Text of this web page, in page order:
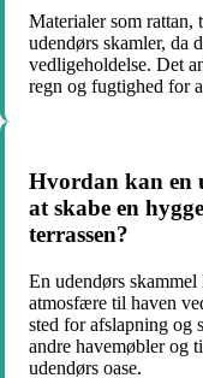
Materialer som
udendørs skamler, da
vedligeholdelse. Det
regn og fugtighed for
Hvordan kan en
at skabe en
terrassen?
En udendørs
atmosfære til haven
sted for afslapning og
andre havemøbler og
udendørs oase.